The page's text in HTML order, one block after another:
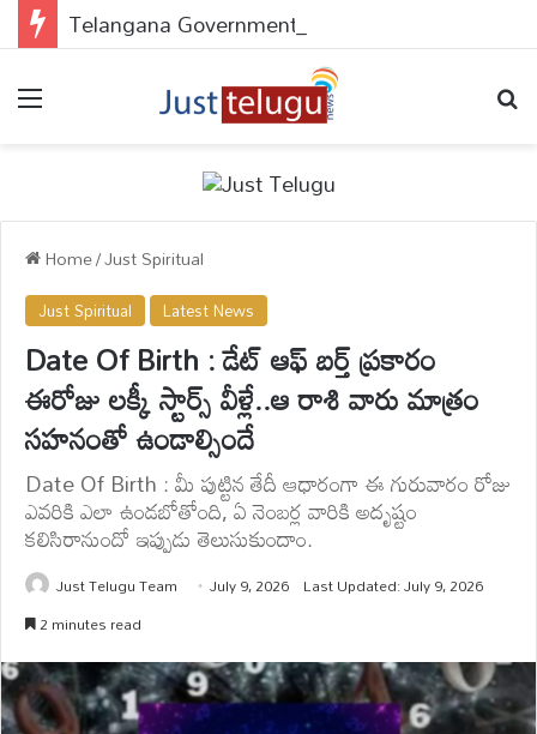
Home/Just Spiritual
Just Spiritual Latest News
Date Of Birth : డేట్ ఆఫ్ బర్త్‌ ప్రకారం
ఈరోజు లక్కీ స్టార్స్ వీళ్లే..ఆ రాశి వారు మాత్రం
సహనంతో ఉండాల్సిందే
Date Of Birth : మీ పుట్టిన తేదీ ఆధారంగా ఈ గురువారం రోజు
ఎవరికి ఎలా ఉండబోతోంది, ఏ నెంబర్ల వారికి అదృష్టం
కలిసిరానుందో ఇప్పుడు తెలుసుకుందాం.
Just Telugu Team July 9, 2026 Last Updated: July 9, 2026
2 minutes read